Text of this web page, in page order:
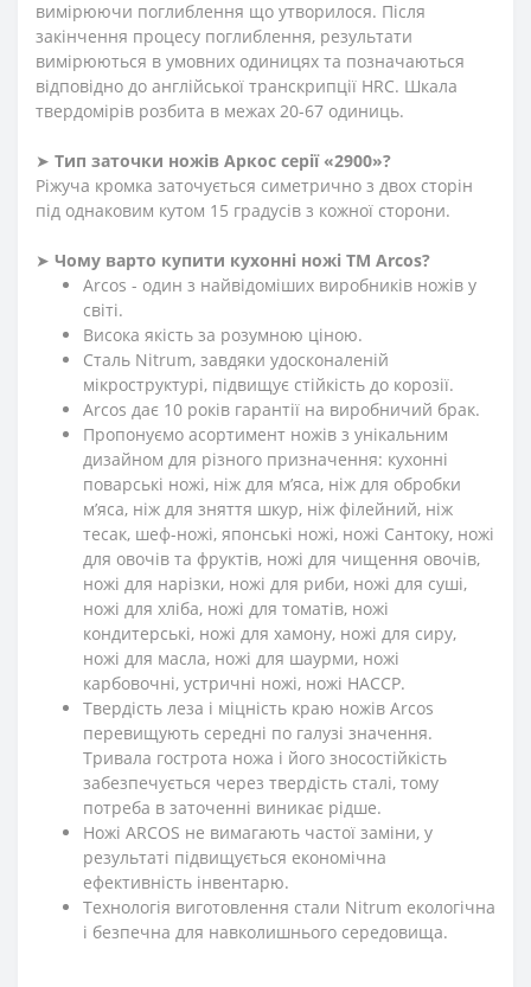
вимірюючи поглиблення що утворилося. Після
закінчення процесу поглиблення, результати
вимірюються в умовних одиницях та позначаються
відповідно до англійської транскрипції HRC. Шкала
твердомірів розбита в межах 20-67 одиниць.
➤ Тип заточки ножів Аркос серії «2900»?
Ріжуча кромка заточується симетрично з двох сторін
під однаковим кутом 15 градусів з кожної сторони.
➤ Чому варто купити кухонні ножі ТМ Arcos?
Arcos - один з найвідоміших виробників ножів у
світі.
Висока якість за розумною ціною.
Сталь Nitrum, завдяки удосконаленій
мікроструктурі, підвищує стійкість до корозії.
Arcos дає 10 років гарантії на виробничий брак.
Пропонуємо асортимент ножів з унікальним
дизайном для різного призначення: кухонні
поварські ножі, ніж для м’яса, ніж для обробки
м’яса, ніж для зняття шкур, ніж філейний, ніж
тесак, шеф-ножі, японські ножі, ножі Сантоку, ножі
для овочів та фруктів, ножі для чищення овочів,
ножі для нарізки, ножі для риби, ножі для суші,
ножі для хліба, ножі для томатів, ножі
кондитерські, ножі для хамону, ножі для сиру,
ножі для масла, ножі для шаурми, ножі
карбовочні, устричні ножі, ножі HACCP.
Твердість леза і міцність краю ножів Arcos
перевищують середні по галузі значення.
Тривала гострота ножа і його зносостійкість
забезпечується через твердість сталі, тому
потреба в заточенні виникає рідше.
Ножі ARCOS не вимагають частої заміни, у
результаті підвищується економічна
ефективність інвентарю.
Технологія виготовлення стали Nitrum екологічна
і безпечна для навколишнього середовища.